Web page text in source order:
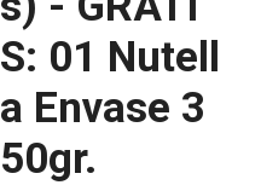
S: 01 Nutell
a Envase 3
50gr.